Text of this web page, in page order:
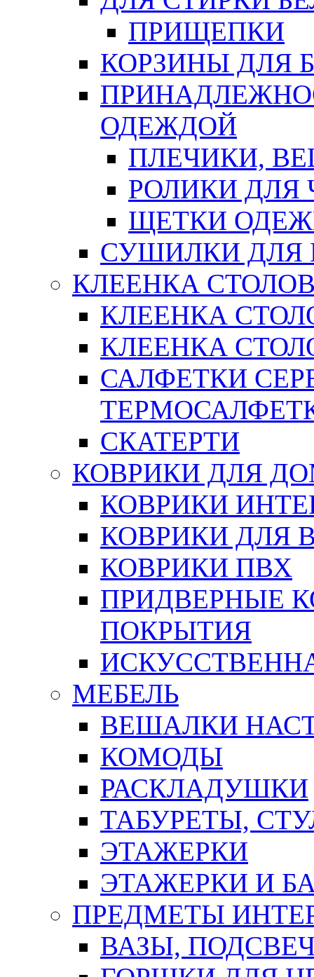
ПРИЩЕПКИ
КОРЗИНЫ ДЛЯ
ОДЕЖДОЙ
ПЛЕЧИКИ,
РОЛИКИ ДЛЯ
ЩЕТКИ
СУШИЛКИ ДЛЯ
КЛЕЕНКА
КЛЕЕНКА
КЛЕЕНКА
САЛФЕТКИ
СКАТЕРТИ
КОВРИКИ ДЛЯ
КОВРИКИ
КОВРИКИ ДЛЯ
КОВРИКИ ПВХ
ПРИДВЕРНЫЕ
ПОКРЫТИЯ
МЕБЕЛЬ
ВЕШАЛКИ
КОМОДЫ
РАСКЛАДУШКИ
ТАБУРЕТЫ,
ЭТАЖЕРКИ
ЭТАЖЕРКИ И
ПРЕДМЕТЫ
ВАЗЫ,